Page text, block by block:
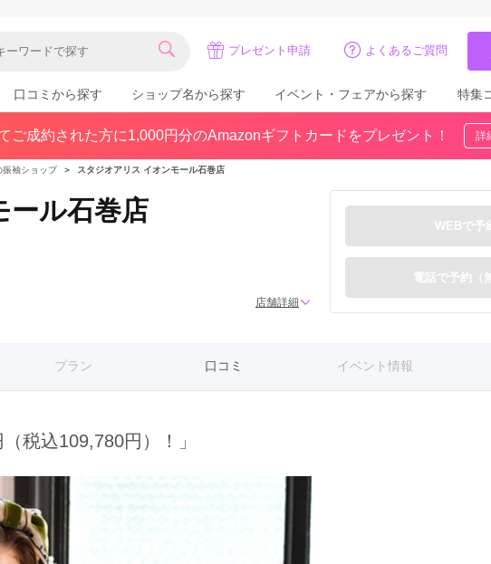
プレゼント申請 よくあるご質問
関東
東京都(383)
千葉県(183)
茨城県(93)
群馬県(57)
九州／沖縄
福岡県(160)
佐賀県(25)
口コミから探す ショップ名から探す イベント・フェアから探す 特集
ママ
個性
成人
振袖
口コ
ご成約された方に1,000円分のAmazonギフトカードをプレゼント！ 詳
振袖ショップ ＞ スタジオアリス イオンモール石巻店
ール石巻店
店舗詳細
WEBで予
電話で予約（
プラン 口コミ イベント情報
税込109,780円）！」